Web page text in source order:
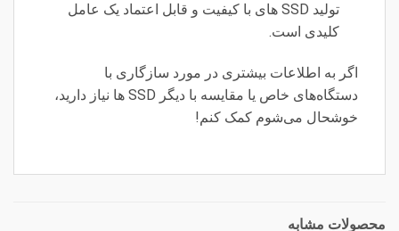
تولید SSD های با کیفیت و قابل اعتماد یک عامل
کلیدی است.
اگر به اطلاعات بیشتری در مورد سازگاری با
دستگاه‌های خاص یا مقایسه با دیگر SSD ها نیاز دارید،
خوشحال می‌شوم کمک کنم!
محصولات مشابه